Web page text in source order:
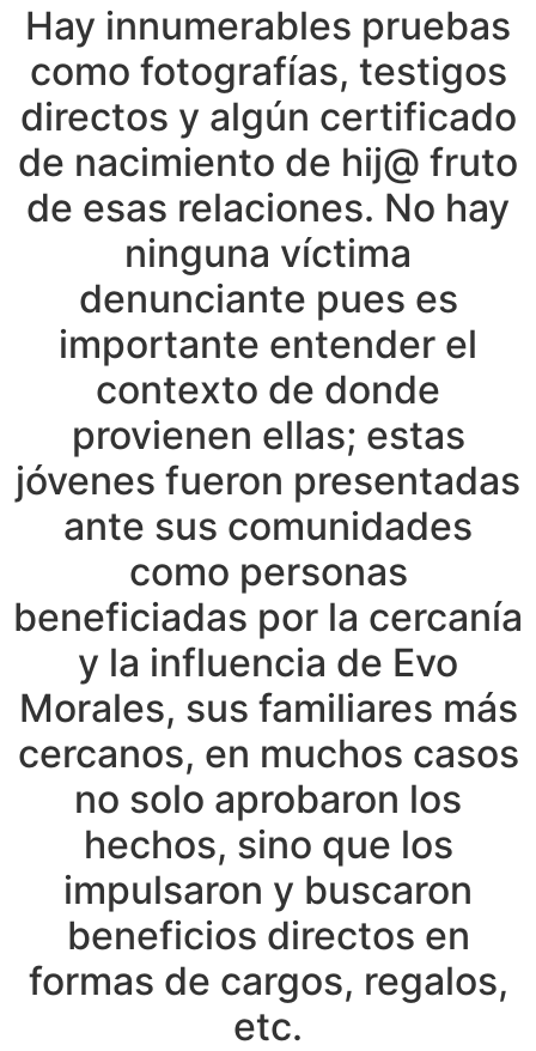
Hay innumerables pruebas
como fotografías, testigos
directos y algún certificado
de nacimiento de hij@ fruto
de esas relaciones. No hay
ninguna víctima
denunciante pues es
importante entender el
contexto de donde
provienen ellas; estas
jóvenes fueron presentadas
ante sus comunidades
como personas
beneficiadas por la cercanía
y la influencia de Evo
Morales, sus familiares más
cercanos, en muchos casos
no solo aprobaron los
hechos, sino que los
impulsaron y buscaron
beneficios directos en
formas de cargos, regalos,
etc.